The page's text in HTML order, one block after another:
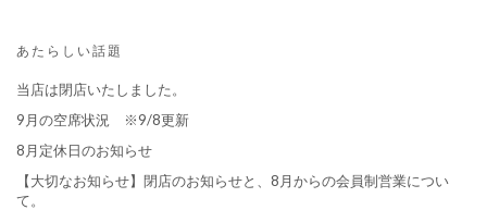
あたらしい話題
当店は閉店いたしました。
9月の空席状況 ※9/8更新
8月定休日のお知らせ
【大切なお知らせ】閉店のお知らせと、8月からの会員制営業につい
て。